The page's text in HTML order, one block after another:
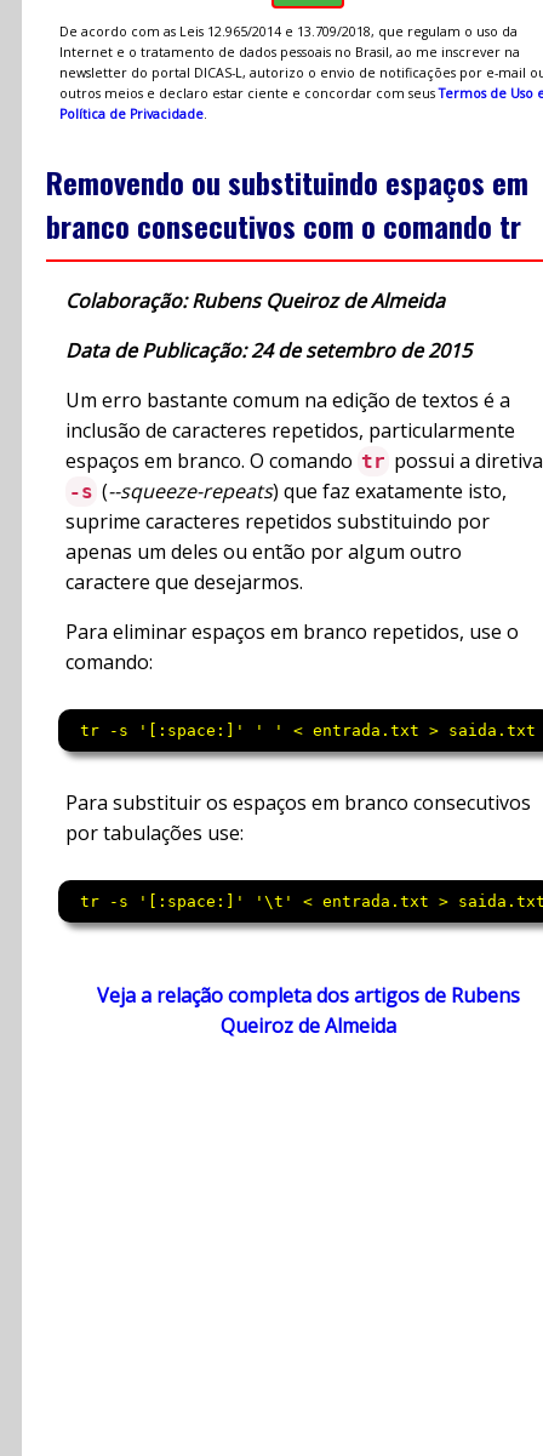
De acordo com as Leis 12.965/2014 e 13.709/2018, que regulam o uso da
Internet e o tratamento de dados pessoais no Brasil, ao me inscrever na
newsletter do portal DICAS-L, autorizo o envio de notificações por e-mail
outros meios e declaro estar ciente e concordar com seusTermos de Uso
Política de Privacidade.
Removendo ou substituindo espaços em
branco consecutivos com o comando tr
Colaboração: Rubens Queiroz de Almeida
Data de Publicação: 24 de setembro de 2015
Um erro bastante comum na edição de textos é a
inclusão de caracteres repetidos, particularmente
espaços em branco. O comando tr possui a diretiva
-s (--squeeze-repeats) que faz exatamente isto,
suprime caracteres repetidos substituindo por
apenas um deles ou então por algum outro
caractere que desejarmos.
Para eliminar espaços em branco repetidos, use o
comando:
tr -s '[:space:]' ' ' < entrada.txt > saida.txt
Para substituir os espaços em branco consecutivos
por tabulações use:
tr -s '[:space:]' '\t' < entrada.txt >
Veja a relação completa dos artigos de Rubens
Queiroz de Almeida